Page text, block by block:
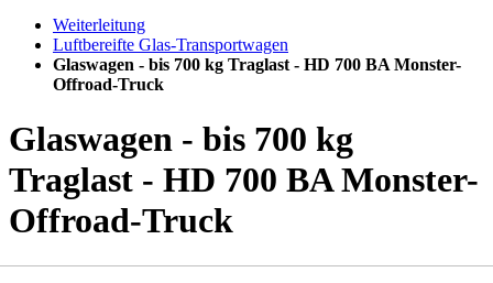
Weiterleitung
Luftbereifte Glas-Transportwagen
Glaswagen - bis 700 kg Traglast - HD 700 BA Monster-
Offroad-Truck
Glaswagen - bis 700 kg
Traglast - HD 700 BA Monster-
Offroad-Truck